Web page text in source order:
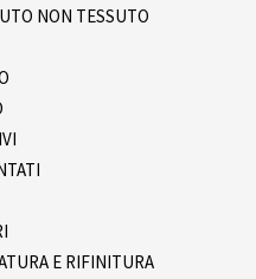
NON TESSUTO
E RIFINITURA